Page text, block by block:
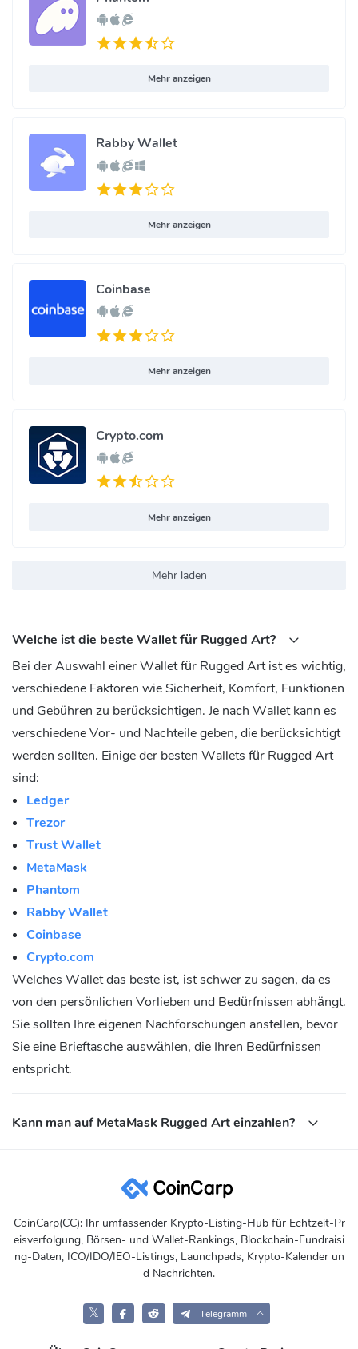
Mehr anzeigen
Rabby Wallet
Mehr anzeigen
Coinbase
Mehr anzeigen
Crypto.com
Mehr anzeigen
Mehr laden
Welche ist die beste Wallet für Rugged Art?
Bei der Auswahl einer Wallet für Rugged Art ist es wichtig,
verschiedene Faktoren wie Sicherheit, Komfort, Funktionen
und Gebühren zu berücksichtigen. Je nach Wallet kann es
verschiedene Vor- und Nachteile geben, die berücksichtigt
werden sollten. Einige der besten Wallets für Rugged Art
sind:
Ledger
Trezor
Trust Wallet
MetaMask
Phantom
Rabby Wallet
Coinbase
Crypto.com
Welches Wallet das beste ist, ist schwer zu sagen, da es
von den persönlichen Vorlieben und Bedürfnissen abhängt.
Sie sollten Ihre eigenen Nachforschungen anstellen, bevor
Sie eine Brieftasche auswählen, die Ihren Bedürfnissen
entspricht.
Kann man auf MetaMask Rugged Art einzahlen?
CoinCarp(CC): Ihr umfassender Krypto-Listing-Hub für Echtzeit-Pr
eisverfolgung, Börsen- und Wallet-Rankings, Blockchain-Fundraisi
ng-Daten, ICO/IDO/IEO-Listings, Launchpads, Krypto-Kalender un
d Nachrichten.
𝕏 Telegramm